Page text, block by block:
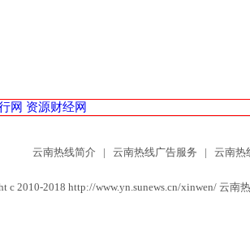
网 资源财经网
云南热线简介 | 云南热线广告服务 | 云南热
c 2010-2018 http://www.yn.sunews.cn/xinwen/ 云